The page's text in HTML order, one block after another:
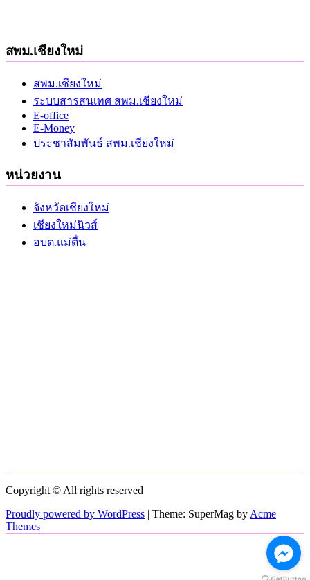
สพม.เชียงใหม่
สพม.เชียงใหม่
ระบบสารสนเทศ สพม.เชียงใหม่
E-office
E-Money
ประชาสัมพันธ์ สพม.เชียงใหม่
หน่วยงาน
จังหวัดเชียงใหม่
เชียงใหม่นิวส์
อบต.แม่ตื่น
Copyright © All rights reserved
Proudly powered by WordPress | Theme: SuperMag by Acme
Themes